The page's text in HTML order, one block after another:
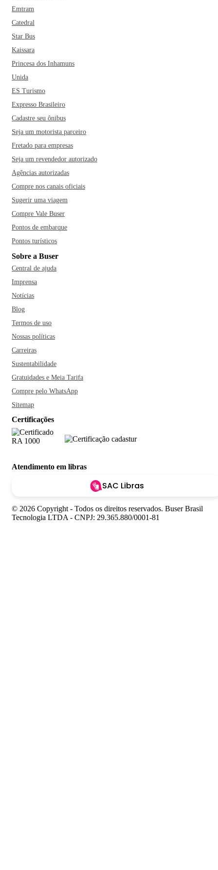
Emtram
Catedral
Star Bus
Kaissara
Princesa dos Inhamuns
Unida
ES Turismo
Expresso Brasileiro
Cadastre seu ônibus
Seja um motorista parceiro
Fretado para empresas
Seja um revendedor autorizado
Agências autorizadas
Compre nos canais oficiais
Sugerir uma viagem
Compre Vale Buser
Pontos de embarque
Pontos turísticos
Sobre a Buser
Central de ajuda
Imprensa
Notícias
Blog
Termos de uso
Nossas políticas
Carreiras
Sustentabilidade
Gratuidades e Meia Tarifa
Compre pelo WhatsApp
Sitemap
Certificações
Atendimento em libras
SAC Libras
© 2026 Copyright - Todos os direitos reservados. Buser Brasil
Tecnologia LTDA - CNPJ: 29.365.880/0001-81